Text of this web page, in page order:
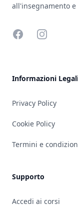
all'insegnamento
FacebookInstagram
Informazioni
Privacy Policy
Cookie Policy
Termini e
Supporto
Accedi ai corsi